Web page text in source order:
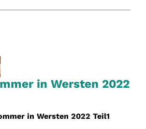
in Wersten 2022
in Wersten 2022 Teil1